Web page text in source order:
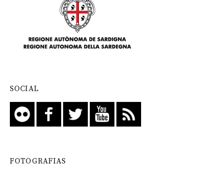
SOCIAL
FOTOGRAFIAS